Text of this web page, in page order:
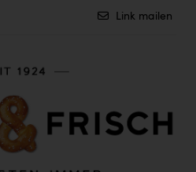
Link mailen